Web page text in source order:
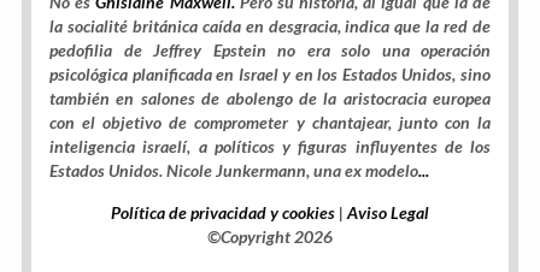
la socialité británica caída en desgracia, indica que la red de
pedofilia de Jeffrey Epstein no era solo una operación
psicológica planificada en Israel y en los Estados Unidos, sino
también en salones de abolengo de la aristocracia europea
con el objetivo de comprometer y chantajear, junto con la
inteligencia israelí, a políticos y figuras influyentes de los
Estados Unidos. Nicole Junkermann, una ex modelo...
Política de privacidad y cookies | Aviso Legal
©Copyright 2026